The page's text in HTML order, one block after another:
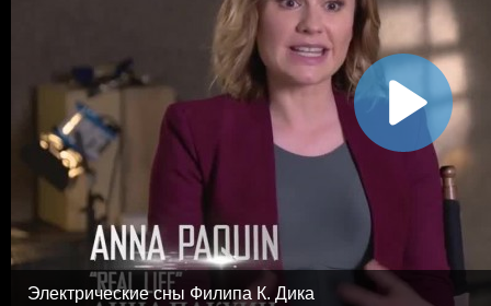
Электрические сны Филипа К. Дика